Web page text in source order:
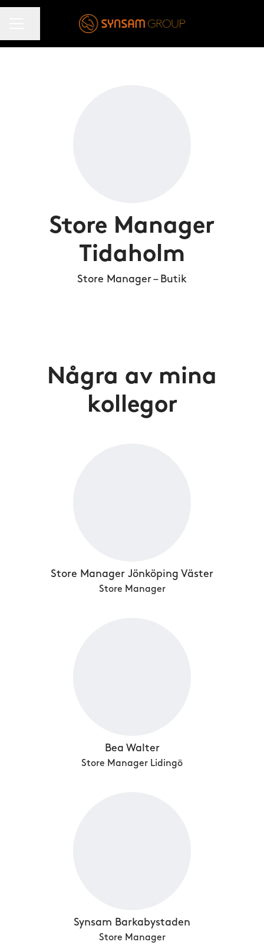
Store Manager
Tidaholm
Store Manager – Butik
Några av mina
kollegor
Store Manager Jönköping Väster
Store Manager
Bea Walter
Store Manager Lidingö
Synsam Barkabystaden
Store Manager